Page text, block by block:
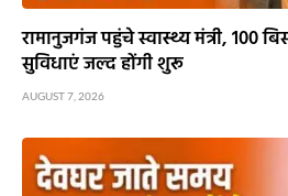
रामानुजगंज पहुंचे स्वास्थ्य मंत्री, 100
सुविधाएं जल्द होंगी शुरू
AUGUST 7, 2026